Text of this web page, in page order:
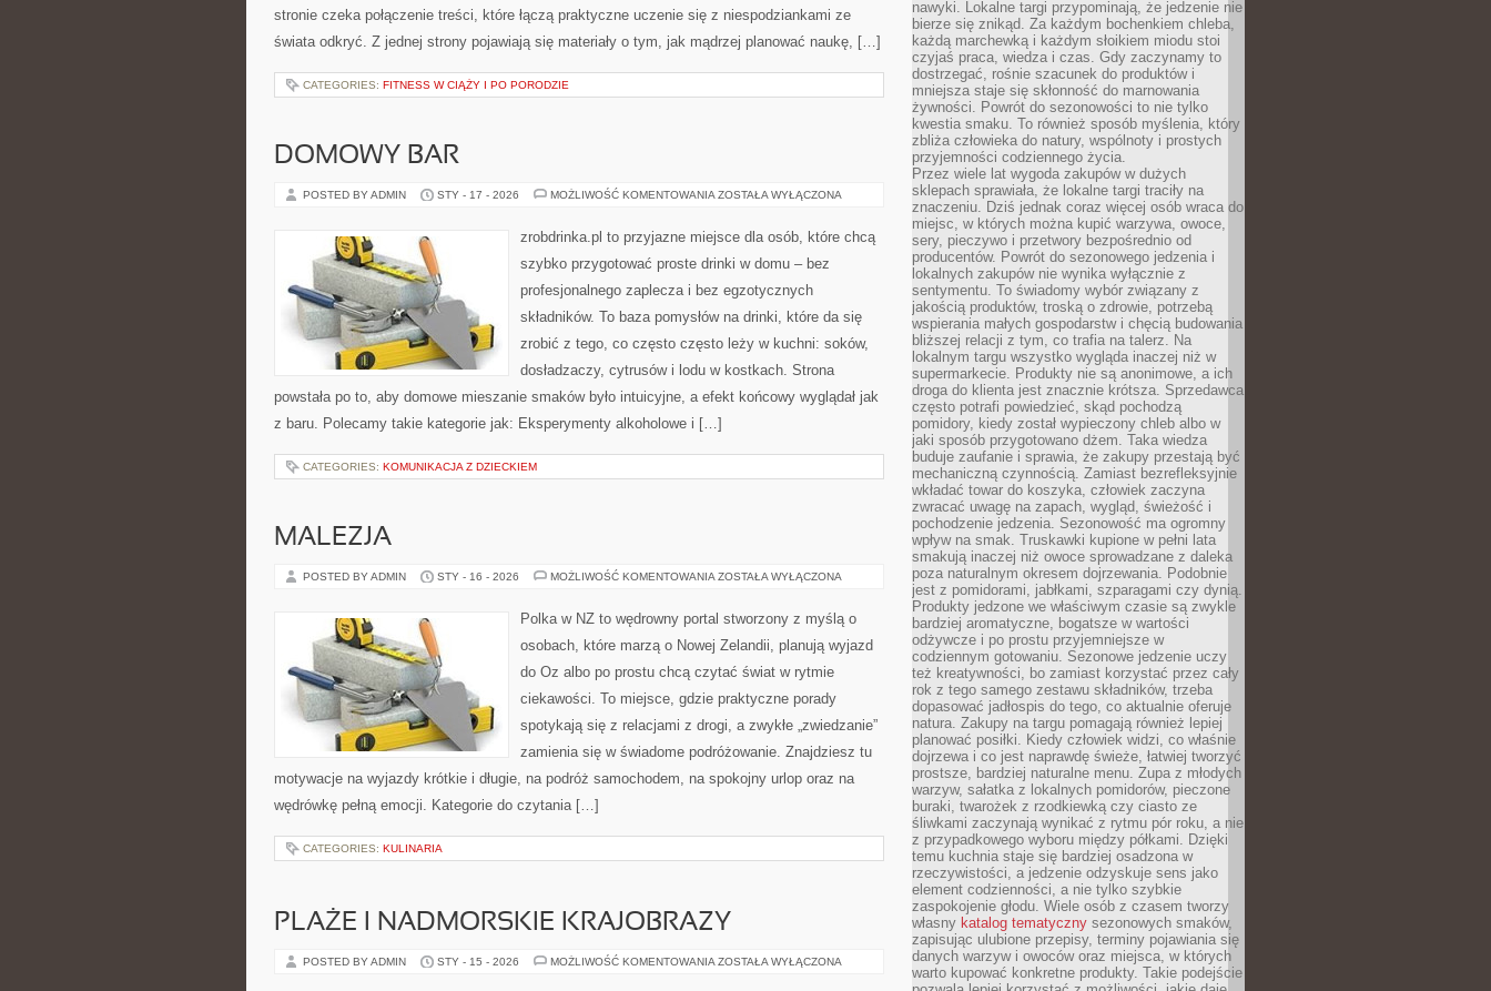
stronie czeka połączenie treści, które łączą praktyczne uczenie się z niespodziankami ze
świata odkryć. Z jednej strony pojawiają się materiały o tym, jak mądrzej planować naukę, […]
CATEGORIES: FITNESS W CIĄŻY I PO PORODZIE
DOMOWY BAR
POSTED BY ADMIN STY - 17 - 2026 MOŻLIWOŚĆ KOMENTOWANIA DOMOWY
ZOSTAŁA WYŁĄCZONA
zrobdrinka.pl to przyjazne miejsce dla osób, które chcą
szybko przygotować proste drinki w domu – bez
profesjonalnego zaplecza i bez egzotycznych
składników. To baza pomysłów na drinki, które da się
zrobić z tego, co często często leży w kuchni: soków,
dosładzaczy, cytrusów i lodu w kostkach. Strona
powstała po to, aby domowe mieszanie smaków było intuicyjne, a efekt końcowy wyglądał jak
z baru. Polecamy takie kategorie jak: Eksperymenty alkoholowe i […]
CATEGORIES: KOMUNIKACJA Z DZIECKIEM
MALEZJA
POSTED BY ADMIN STY - 16 - 2026 MOŻLIWOŚĆ KOMENTOWANIA MALEZJA
ZOSTAŁA WYŁĄCZONA
Polka w NZ to wędrowny portal stworzony z myślą o
osobach, które marzą o Nowej Zelandii, planują wyjazd
do Oz albo po prostu chcą czytać świat w rytmie
ciekawości. To miejsce, gdzie praktyczne porady
spotykają się z relacjami z drogi, a zwykłe „zwiedzanie”
zamienia się w świadome podróżowanie. Znajdziesz tu
motywacje na wyjazdy krótkie i długie, na podróż samochodem, na spokojny urlop oraz na
wędrówkę pełną emocji. Kategorie do czytania […]
CATEGORIES: KULINARIA
PLAŻE I NADMORSKIE KRAJOBRAZY
POSTED BY ADMIN STY - 15 - 2026 MOŻLIWOŚĆ KOMENTOWANIA PLAŻE
ZOSTAŁA WYŁĄCZONA
nawyki. Lokalne targi przypominają, że jedzenie nie
bierze się znikąd. Za każdym bochenkiem chleba,
każdą marchewką i każdym słoikiem miodu stoi
czyjaś praca, wiedza i czas. Gdy zaczynamy to
dostrzegać, rośnie szacunek do produktów i
mniejsza staje się skłonność do marnowania
żywności. Powrót do sezonowości to nie tylko
kwestia smaku. To również sposób myślenia, który
zbliża człowieka do natury, wspólnoty i prostych
przyjemności codziennego życia.
Przez wiele lat wygoda zakupów w dużych
sklepach sprawiała, że lokalne targi traciły na
znaczeniu. Dziś jednak coraz więcej osób wraca do
miejsc, w których można kupić warzywa, owoce,
sery, pieczywo i przetwory bezpośrednio od
producentów. Powrót do sezonowego jedzenia i
lokalnych zakupów nie wynika wyłącznie z
sentymentu. To świadomy wybór związany z
jakością produktów, troską o zdrowie, potrzebą
wspierania małych gospodarstw i chęcią budowania
bliższej relacji z tym, co trafia na talerz. Na
lokalnym targu wszystko wygląda inaczej niż w
supermarkecie. Produkty nie są anonimowe, a ich
droga do klienta jest znacznie krótsza. Sprzedawca
często potrafi powiedzieć, skąd pochodzą
pomidory, kiedy został wypieczony chleb albo w
jaki sposób przygotowano dżem. Taka wiedza
buduje zaufanie i sprawia, że zakupy przestają być
mechaniczną czynnością. Zamiast bezrefleksyjnie
wkładać towar do koszyka, człowiek zaczyna
zwracać uwagę na zapach, wygląd, świeżość i
pochodzenie jedzenia. Sezonowość ma ogromny
wpływ na smak. Truskawki kupione w pełni lata
smakują inaczej niż owoce sprowadzane z daleka
poza naturalnym okresem dojrzewania. Podobnie
jest z pomidorami, jabłkami, szparagami czy dynią.
Produkty jedzone we właściwym czasie są zwykle
bardziej aromatyczne, bogatsze w wartości
odżywcze i po prostu przyjemniejsze w
codziennym gotowaniu. Sezonowe jedzenie uczy
też kreatywności, bo zamiast korzystać przez cały
rok z tego samego zestawu składników, trzeba
dopasować jadłospis do tego, co aktualnie oferuje
natura. Zakupy na targu pomagają również lepiej
planować posiłki. Kiedy człowiek widzi, co właśnie
dojrzewa i co jest naprawdę świeże, łatwiej tworzyć
prostsze, bardziej naturalne menu. Zupa z młodych
warzyw, sałatka z lokalnych pomidorów, pieczone
buraki, twarożek z rzodkiewką czy ciasto ze
śliwkami zaczynają wynikać z rytmu pór roku, a nie
z przypadkowego wyboru między półkami. Dzięki
temu kuchnia staje się bardziej osadzona w
rzeczywistości, a jedzenie odzyskuje sens jako
element codzienności, a nie tylko szybkie
zaspokojenie głodu. Wiele osób z czasem tworzy
własny katalog tematyczny sezonowych smaków,
zapisując ulubione przepisy, terminy pojawiania się
danych warzyw i owoców oraz miejsca, w których
warto kupować konkretne produkty. Takie podejście